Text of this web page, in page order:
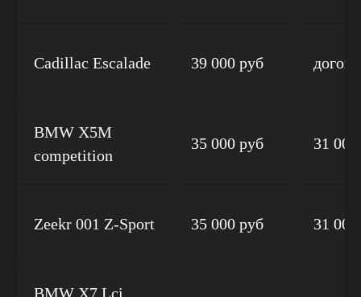
Cadillac Escalade 39 000 руб
BMW X5M
competition
35 000 руб 31
Zeekr 001 Z-Sport 35 000 руб 31
BMW X7 Lci